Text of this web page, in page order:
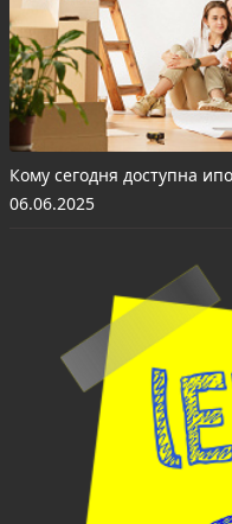
Кому сегодня доступна
06.06.2025